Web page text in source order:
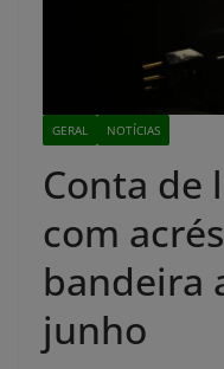
GERAL NOTÍCIAS
Conta de
com
bandeira
junho